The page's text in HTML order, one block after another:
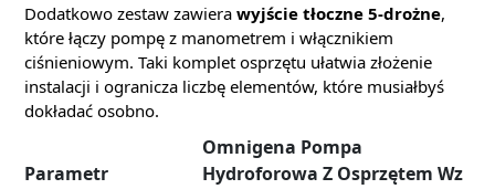
Dodatkowo zestaw zawiera wyjście tłoczne 5-drożne,
które łączy pompę z manometrem i włącznikiem
ciśnieniowym. Taki komplet osprzętu ułatwia złożenie
instalacji i ogranicza liczbę elementów, które musiałbyś
dokładać osobno.
Parametr
Omnigena Pompa
Hydroforowa Z Osprzętem Wz